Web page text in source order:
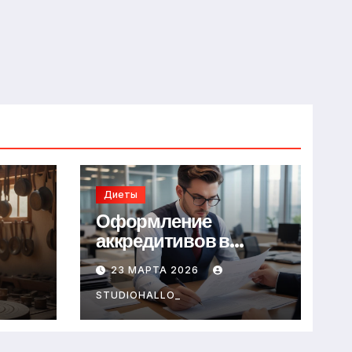
Диеты
Оформление
аккредитивов в
международной
торговле
23 МАРТА 2026
STUDIOHALLO_